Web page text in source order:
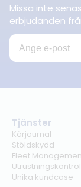
Missa inte
erbjudanden
Tjänster
Körjournal
Stöldskydd
Fleet
Unika kundcase